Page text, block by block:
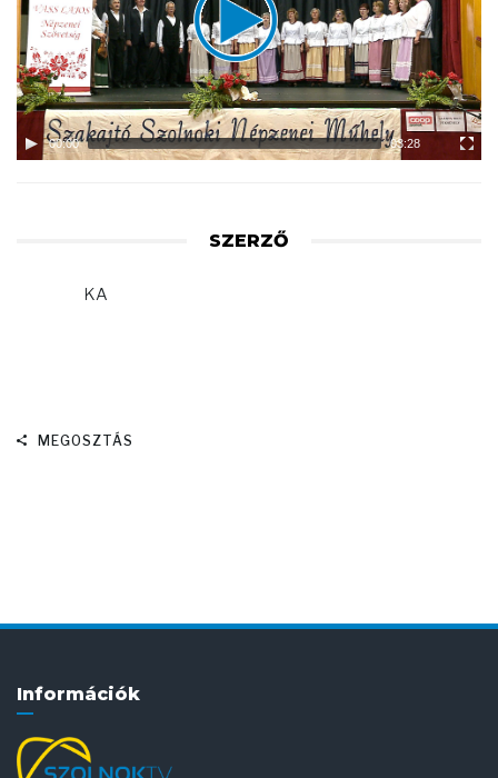
00:00 03:28
SZERZŐ
KA
MEGOSZTÁS
Információk